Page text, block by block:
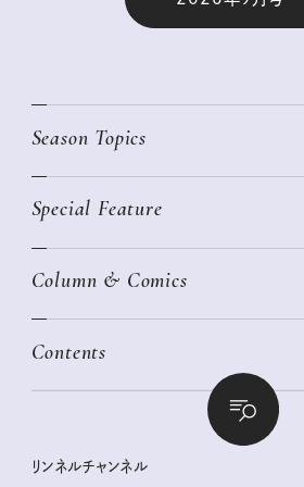
Season Topics
真夏のひんやりグッズ 2026
ニトリ・イケア・無印良品で賢くおしゃれなイ
絶品、お餅レシピ大集合！
世界のサンタさんに会って来た！
クラフトビール案内
Special Feature
2026年春夏 トレンドファッションニュース
女子旅おすすめスポット 暮らすように心
幸せな老後のための リンネルマネー講座
私の住むまち、好きな場所。LOCAL LIFE
リンネル 暮らしの道具大賞
Column & Comics
ぐれいさん
明日もいい日になりますように
清水みさとの食いしんぼう寄り道サウナ
Contents
リンネルおしゃれファッションスナップ
リンネル暮らし部
リンネルチャンネル